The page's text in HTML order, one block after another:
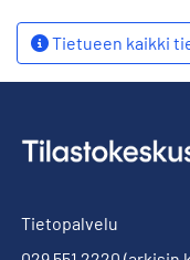
Tietueen kaikki
Tietopalvelu